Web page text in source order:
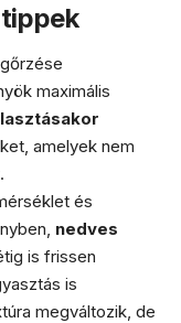
maximális
amelyek nem
és
nedves
is frissen
is
megváltozik, de